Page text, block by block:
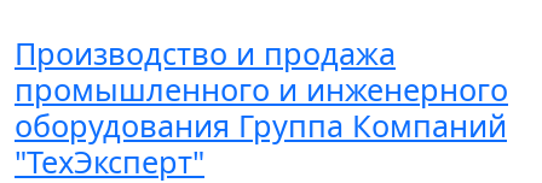
Производство и продажа
промышленного и инженерного
оборудования Группа Компаний
"ТехЭксперт"